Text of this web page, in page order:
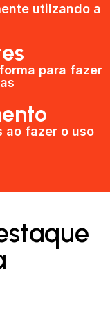
utilzando a
para fazer
ao fazer o uso